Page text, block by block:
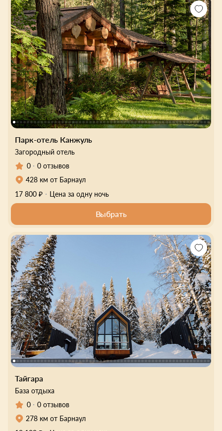
Парк-отель Канжуль
Загородный отель
0
0 отзывов
428 км от Барнаул
17 800 ₽
Цена за одну ночь
Выбрать
Тайгара
База отдыха
0
0 отзывов
278 км от Барнаул